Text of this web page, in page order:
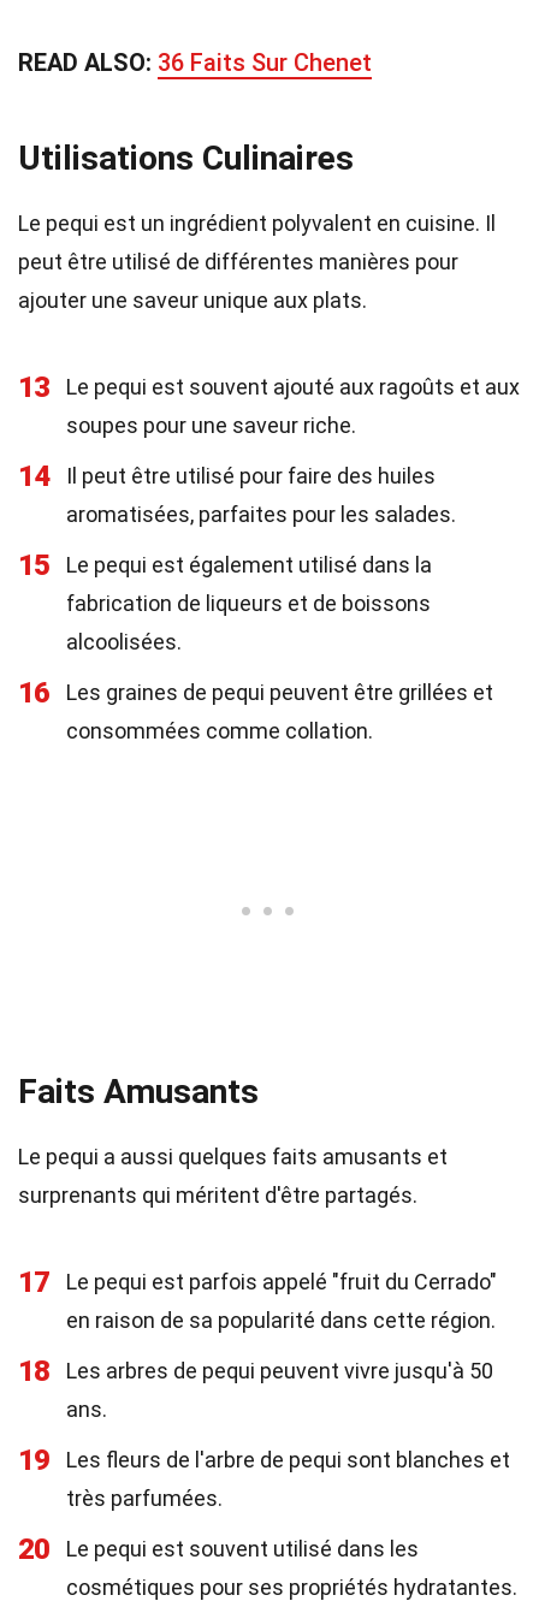
READ ALSO: 36 Faits Sur Chenet
Utilisations Culinaires
Le pequi est un ingrédient polyvalent en cuisine. Il
peut être utilisé de différentes manières pour
ajouter une saveur unique aux plats.
13
Le pequi est souvent ajouté aux ragoûts et aux
soupes pour une saveur riche.
14
Il peut être utilisé pour faire des huiles
aromatisées, parfaites pour les salades.
15
Le pequi est également utilisé dans la
fabrication de liqueurs et de boissons
alcoolisées.
16
Les graines de pequi peuvent être grillées et
consommées comme collation.
Faits Amusants
Le pequi a aussi quelques faits amusants et
surprenants qui méritent d'être partagés.
17
Le pequi est parfois appelé "fruit du Cerrado"
en raison de sa popularité dans cette région.
18
Les arbres de pequi peuvent vivre jusqu'à 50
ans.
19
Les fleurs de l'arbre de pequi sont blanches et
très parfumées.
20
Le pequi est souvent utilisé dans les
cosmétiques pour ses propriétés hydratantes.